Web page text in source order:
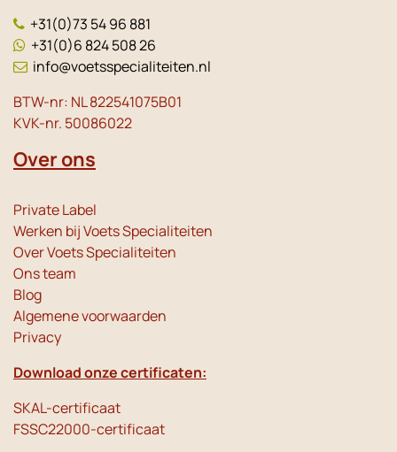
+31(0)73 54 96 881
+31(0)6 824 508 26
info@voetsspecialiteiten.nl
BTW-nr: NL 822541075B01
KVK-nr. 50086022
Over ons
Private Label
Werken bij Voets Specialiteiten
Over Voets Specialiteiten
Ons team
Blog
Algemene voorwaarden
Privacy
Download onze certificaten:
SKAL-certificaat
FSSC22000-certificaat